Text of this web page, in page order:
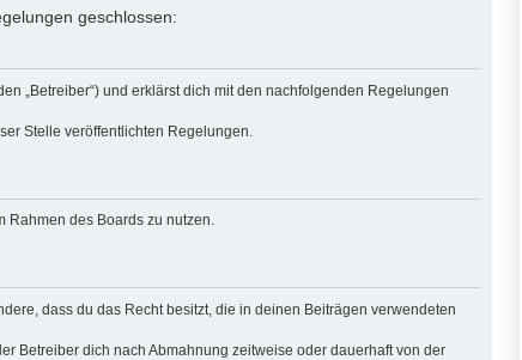
geschlossen:
„Betreiber“) und erklärst dich mit den nachfolgenden Regelungen
Stelle veröffentlichten Regelungen.
Rahmen des Boards zu nutzen.
dass du das Recht besitzt, die in deinen Beiträgen verwendeten
Betreiber dich nach Abmahnung zeitweise oder dauerhaft von der